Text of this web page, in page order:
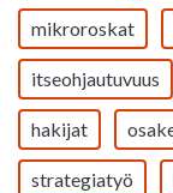
mikroroskat
itseohjautuvuus
hakijat
strategiatyö